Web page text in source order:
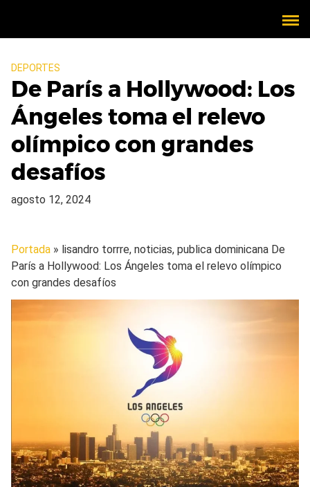
DEPORTES
De París a Hollywood: Los
Ángeles toma el relevo
olímpico con grandes
desafíos
agosto 12, 2024
Portada » lisandro torrre, noticias, publica dominicana De
París a Hollywood: Los Ángeles toma el relevo olímpico
con grandes desafíos